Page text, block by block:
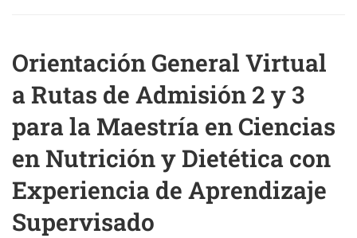
Orientación General Virtual
a Rutas de Admisión 2 y 3
para la Maestría en Ciencias
en Nutrición y Dietética con
Experiencia de Aprendizaje
Supervisado